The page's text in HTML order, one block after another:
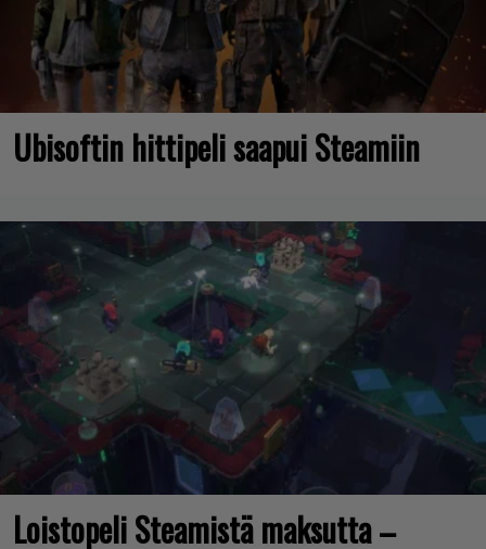
Ubisoftin hittipeli saapui Steamiin
Loistopeli Steamistä maksutta –